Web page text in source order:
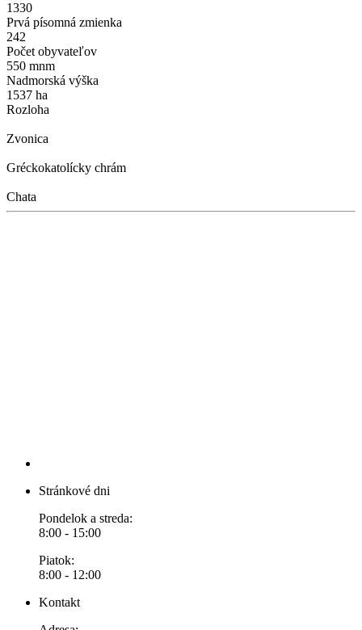
1330
Prvá písomná zmienka
242
Počet obyvateľov
550 mnm
Nadmorská výška
1537 ha
Rozloha
Zvonica
Gréckokatolícky chrám
Chata
Stránkové dni
Pondelok a streda:
8:00 - 15:00
Piatok:
8:00 - 12:00
Kontakt